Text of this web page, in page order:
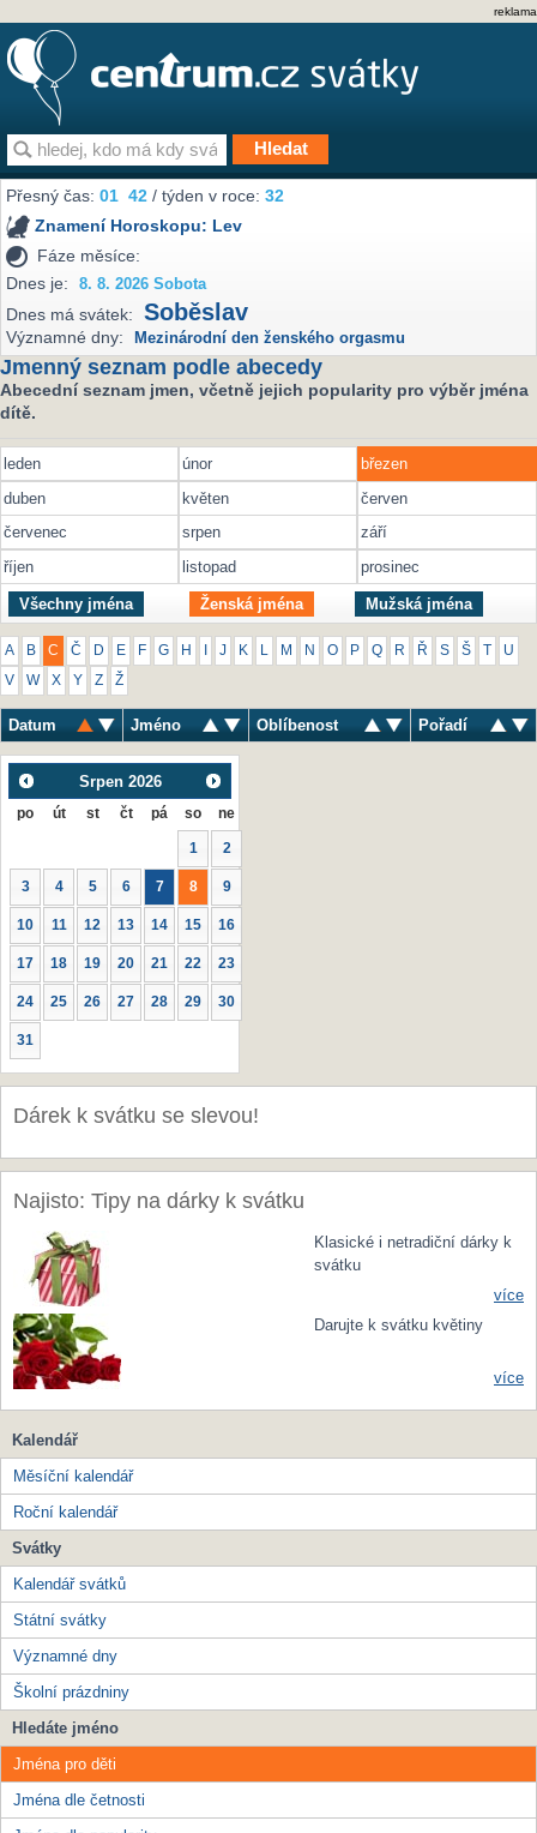
reklama
Přesný čas:01 42 / týden v roce:32
Znamení Horoskopu: Lev
Fáze měsíce:
Dnes je:
8. 8. 2026 Sobota
Dnes má svátek: Soběslav
Významné dny: Mezinárodní den ženského orgasmu
Jmenný seznam podle abecedy
Abecední seznam jmen, včetně jejich popularity pro výběr jména
dítě.
leden únor
březen
duben
květen
červen
červenec
srpen
září
říjen
listopad prosinec
Všechny jména Ženská jména Mužská jména
A B C Č D E F G H J K M N O P Q R Ř S Š U
V W X Y Z Ž
Datum Jméno Oblíbenost Pořadí
Srpen 2026
po út st čt pá so ne
1 2
3 4 5 6 7 8 9
10 11 12 13 14 15 16
17 18 19 20 21 22 23
24 25 26 27 28 29 30
31
Dárek k svátku se slevou!
Najisto: Tipy na dárky k svátku
Klasické i netradiční dárky k
svátku
více
Darujte k svátku květiny
více
Kalendář
Měsíční kalendář
Roční kalendář
Svátky
Kalendář svátků
Státní svátky
Významné dny
Školní prázdniny
Hledáte jméno
Jména pro děti
Jména dle četnosti